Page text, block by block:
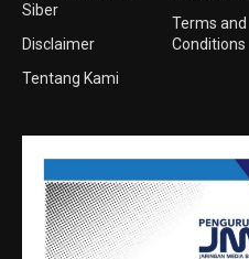
Siber
Disclaimer
Tentang Kami
Terms and
Conditions